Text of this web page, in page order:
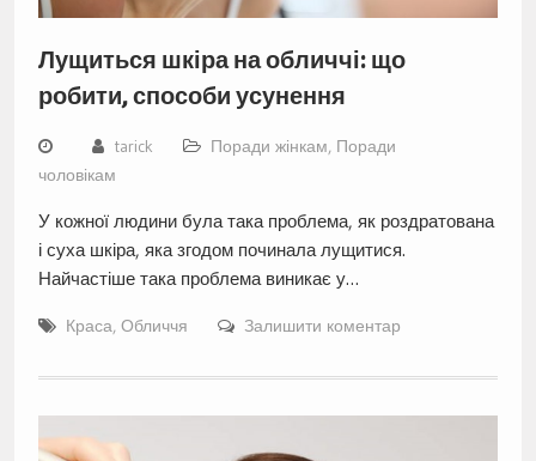
Лущиться шкіра на обличчі: що
робити, способи усунення
tarick Поради жінкам, Поради
чоловікам
У кожної людини була така проблема, як роздратована
і суха шкіра, яка згодом починала лущитися.
Найчастіше така проблема виникає у…
Краса, Обличчя Залишити коментар